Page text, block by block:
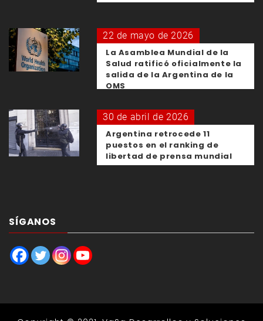
22 de mayo de 2026
La Asamblea Mundial de la
Salud ratificó oficialmente la
salida de la Argentina de la
OMS
30 de abril de 2026
Argentina retrocede 11
puestos en el ranking de
libertad de prensa mundial
SÍGANOS